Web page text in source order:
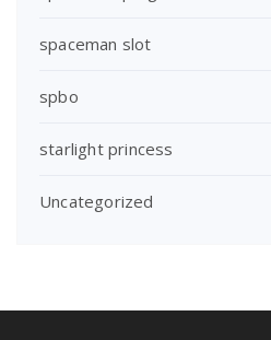
spaceman slot
spbo
starlight princess
Uncategorized